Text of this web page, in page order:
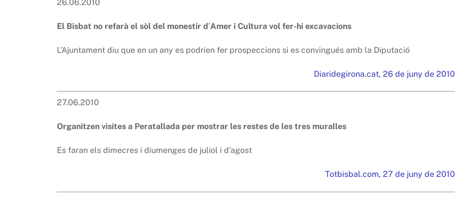
26.06.2010
El Bisbat no refarà el sòl del monestir d´Amer i Cultura vol fer-hi excavacions
L’Ajuntament diu que en un any es podrien fer prospeccions si es convingués amb la Diputació
Diaridegirona.cat, 26 de juny de 2010
27.06.2010
Organitzen visites a Peratallada per mostrar les restes de les tres muralles
Es faran els dimecres i diumenges de juliol i d’agost
Totbisbal.com, 27 de juny de 2010